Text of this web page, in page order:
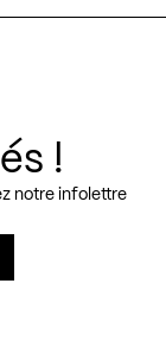
!
notre infolettre